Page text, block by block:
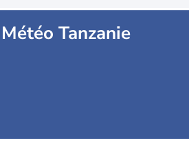
Météo Tanzanie